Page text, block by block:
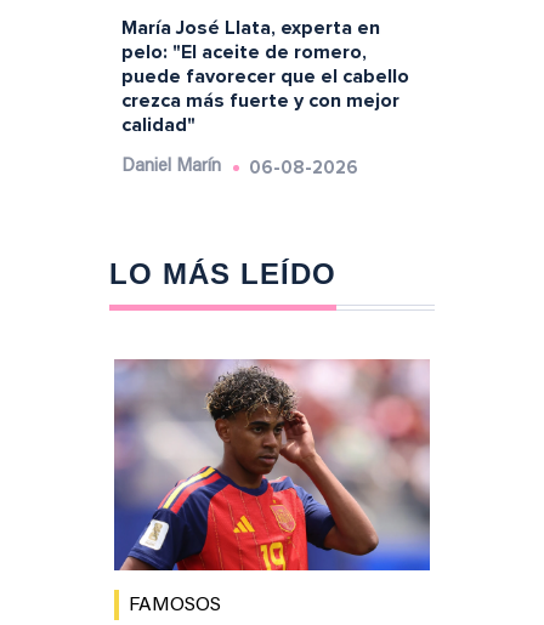
María José Llata, experta en
pelo: "El aceite de romero,
puede favorecer que el cabello
crezca más fuerte y con mejor
calidad"
Daniel Marín 06-08-2026
LO MÁS LEÍDO
FAMOSOS